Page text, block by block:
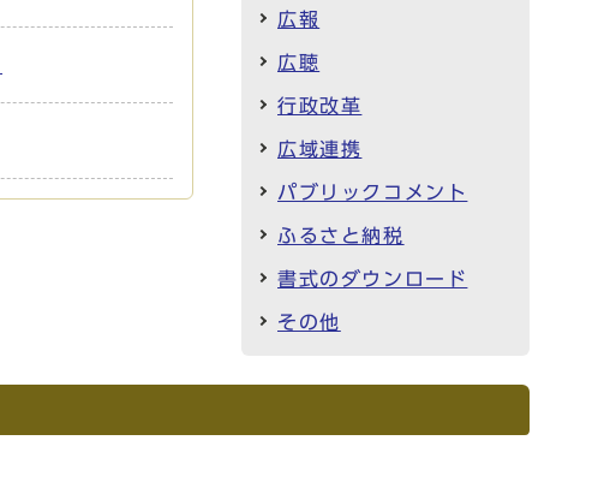
広報
広聴
行政改革
広域連携
パブリックコメント
ふるさと納税
書式のダウンロード
その他